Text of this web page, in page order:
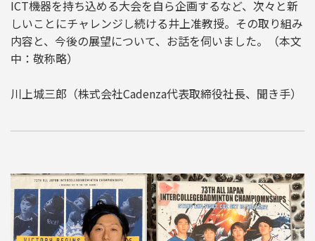
ICT機器を持ち込める大会を自ら企画するなど、次々と新
しいことにチャレンジし続ける井上准教授。その取り組み
内容と、今後の展望について、お話を伺いました。（本文
中：敬称略）
川上城三郎（株式会社Cadenza代表取締役社長、聞き手）